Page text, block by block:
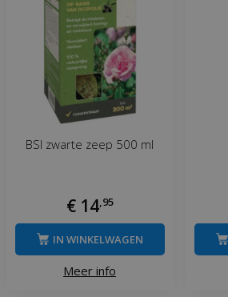
BSI zwarte zeep 500 ml
€ 14 95
Meer info
IN WINKELWAGEN